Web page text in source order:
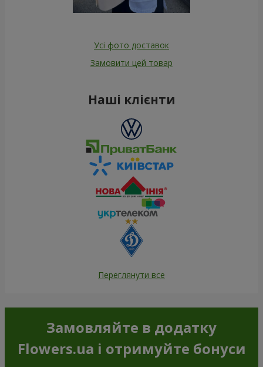
Усі фото доставок
Замовити цей товар
Наші клієнти
Переглянути все
Замовляйте в додатку
Flowers.ua і отримуйте бонуси